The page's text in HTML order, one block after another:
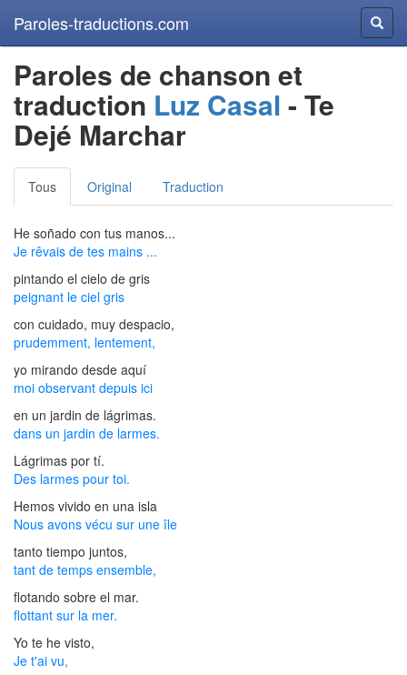
Paroles-traductions.com
Paroles de chanson et
traduction Luz Casal - Te
Dejé Marchar
Tous Original Traduction
He soñado con tus manos...
Je rêvais de tes mains ...
pintando el cielo de gris
peignant le ciel gris
con cuidado, muy despacio,
prudemment, lentement,
yo mirando desde aquí
moi observant depuis ici
en un jardin de lágrimas.
dans un jardin de larmes.
Lágrimas por tí.
Des larmes pour toi.
Hemos vivido en una isla
Nous avons vécu sur une île
tanto tiempo juntos,
tant de temps ensemble,
flotando sobre el mar.
flottant sur la mer.
Yo te he visto,
Je t'ai vu,